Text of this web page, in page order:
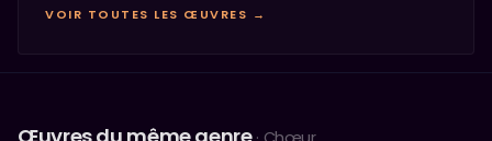
VOIR TOUTES LES ŒUVRES →